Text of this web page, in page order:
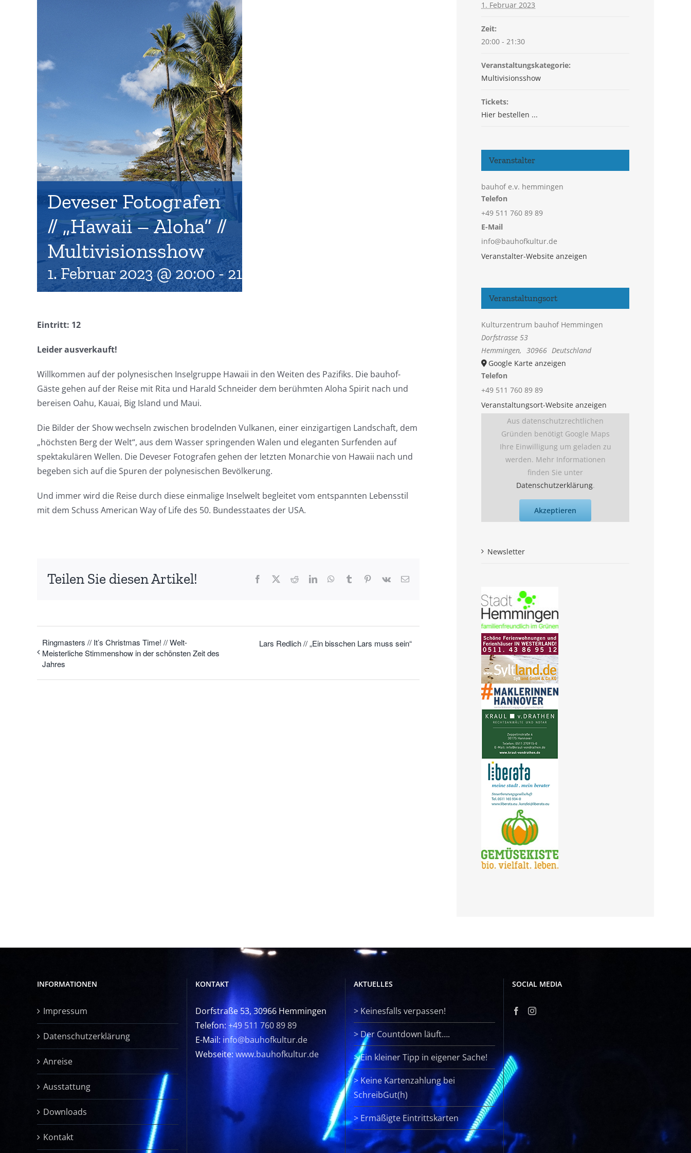
Deveser Fotografen
// „Hawaii – Aloha“ //
Multivisionsshow
1. Februar 2023 @ 20:00-21:30
Eintritt: 12
Leider ausverkauft!
Willkommen auf der polynesischen Inselgruppe Hawaii in den Weiten des Pazifiks. Die bauhof-
Gäste gehen auf der Reise mit Rita und Harald Schneider dem berühmten Aloha Spirit nach und
bereisen Oahu, Kauai, Big Island und Maui.
Die Bilder der Show wechseln zwischen brodelnden Vulkanen, einer einzigartigen Landschaft, dem
„höchsten Berg der Welt“, aus dem Wasser springenden Walen und eleganten Surfenden auf
spektakulären Wellen. Die Deveser Fotografen gehen der letzten Monarchie von Hawaii nach und
begeben sich auf die Spuren der polynesischen Bevölkerung.
Und immer wird die Reise durch diese einmalige Inselwelt begleitet vom entspannten Lebensstil
mit dem Schuss American Way of Life des 50. Bundesstaates der USA.
Teilen Sie diesen Artikel! Facebook RedditLinkedInWhatsApp
Tumblr Pinterest
Vk
E-
Ringmasters // It’s Christmas Time! // Welt-
Meisterliche Stimmenshow in der schönsten Zeit des
Jahres
Lars Redlich // „Ein bisschen Lars muss sein“
1. Februar 2023
Zeit:
20:00 - 21:30
Veranstaltungskategorie:
Multivisionsshow
Tickets:
Hier bestellen ...
Veranstalter
bauhof e.v. hemmingen
Telefon
+49 511 760 89 89
E-Mail
info@bauhofkultur.de
Veranstalter-Website anzeigen
Veranstaltungsort
Kulturzentrum bauhof Hemmingen
Dorfstrasse 53
Hemmingen, 30966 Deutschland
Google Karte anzeigen
Telefon
+49 511 760 89 89
Veranstaltungsort-Website anzeigen
Aus datenschutzrechtlichen
Gründen benötigt Google Maps
Ihre Einwilligung um geladen zu
werden. Mehr Informationen
finden Sie unter
Datenschutzerklärung.
Akzeptieren
Newsletter
INFORMATIONEN
Impressum
Datenschutzerklärung
Anreise
Ausstattung
Downloads
Kontakt
KONTAKT
Dorfstraße 53, 30966 Hemmingen
Telefon: +49 511 760 89 89
E-Mail: info@bauhofkultur.de
Webseite: www.bauhofkultur.de
AKTUELLES
> Keinesfalls verpassen!
>Der Countdown läuft….
>Ein kleiner Tipp in eigener Sache!
> Keine Kartenzahlung bei
SchreibGut(h)
> Ermäßigte Eintrittskarten
SOCIAL MEDIA